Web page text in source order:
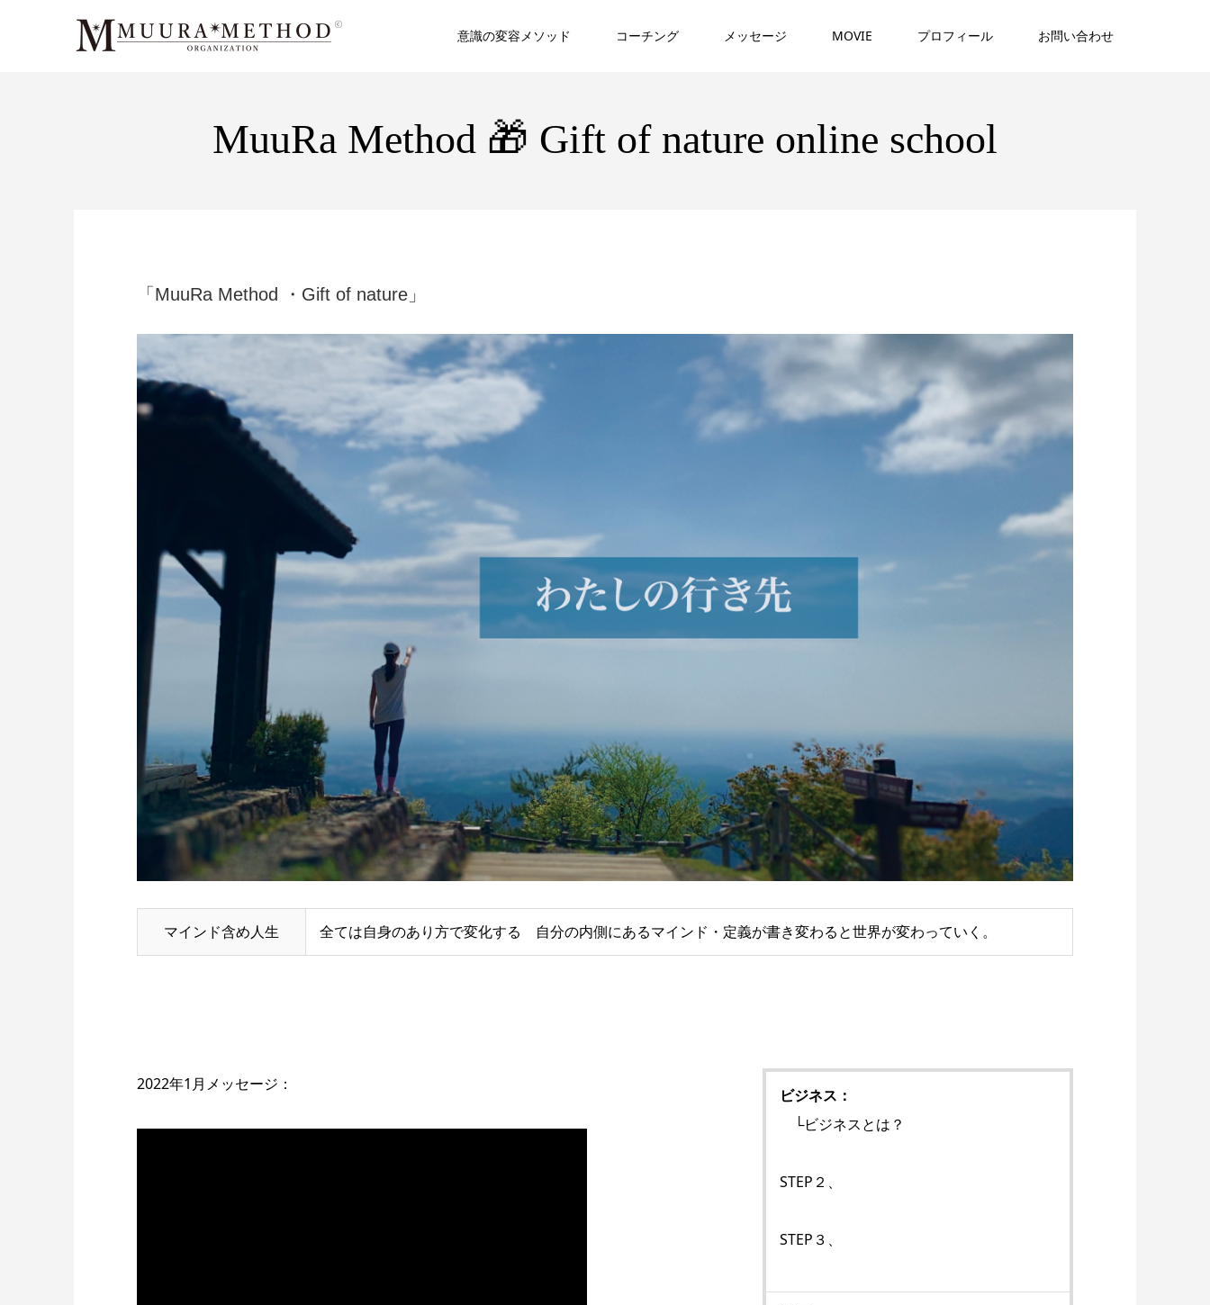
意識の変容メソッド コーチング メッセージ MOVIE プロフィール お問い合わせ
MuuRa Method 🎁 Gift of nature online school
「MuuRa Method ・Gift of nature」
マインド含め人生 全ては自身のあり方で変化する 自分の内側にあるマインド・定義が書き変わると世界が変わっていく。
2022年1月メッセージ：
ビジネス：
└ビジネスとは？
STEP２、
STEP３、